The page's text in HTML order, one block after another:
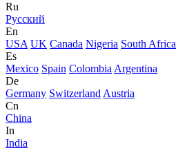
Ru
Русский
En
USA UK Canada Nigeria South Africa
Es
Mexico Spain Colombia Argentina
De
Germany Switzerland Austria
Cn
China
In
India